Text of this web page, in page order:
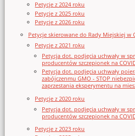
Petycje z 2024 roku
Petycje z 2025 roku
Petycje z 2026 roku
Petycje skierowane do Rady Miejskiej w
Petycje z 2021 roku
Petycja dot. podjęcia uchwały w
producentów szczepionek na
Petycja dot. podjęcia uchwały
zabójczenmu GMO - STOP
zaprzestania eksperymentu na
Petycje z 2020 roku
Petycja dot. podjęcia uchwały w
producentów szczepionek na
Petycje z 2023 roku